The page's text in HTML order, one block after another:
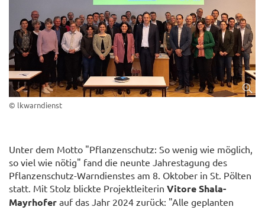
© lkwarndienst
Unter dem Motto "Pflanzenschutz: So wenig wie möglich,
so viel wie nötig" fand die neunte Jahrestagung des
Pflanzenschutz-Warndienstes am 8. Oktober in St. Pölten
statt. Mit Stolz blickte Projektleiterin Vitore Shala-
Mayrhofer auf das Jahr 2024 zurück: "Alle geplanten